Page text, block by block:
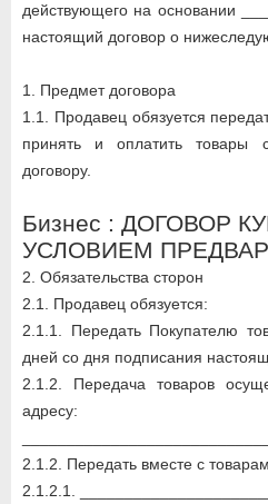
действующего на основании
настоящий договор о
1. Предмет договора
1.1. Продавец обязуется
принять и оплатить товары
договору.
Бизнес : ДОГОВОР
УСЛОВИЕМ
2. Обязательства сторон
2.1. Продавец обязуется:
2.1.1. Передать Покупателю
дней со дня подписания
2.1.2. Передача товаров
2.1.2. Передать вместе с
2.1.2.1.